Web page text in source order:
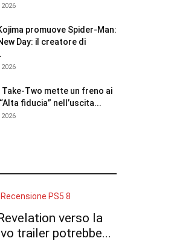
promuove Spider-Man:
Day: il creatore di
Take-Two mette un freno ai
fiducia” nell’uscita...
verso la
trailer potrebbe...